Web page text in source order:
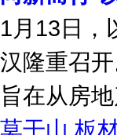
向新而行·
1月13日，
汉隆重召
旨在从房